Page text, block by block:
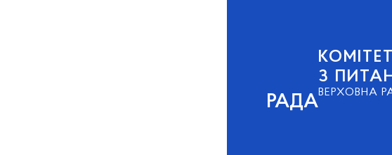
РАДА
КОМІТЕТ
З
ВЕРХОВНА